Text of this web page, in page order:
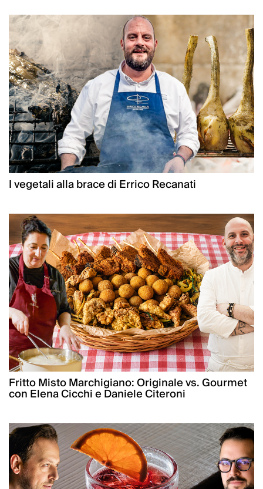
I vegetali alla brace di Errico Recanati
Fritto Misto Marchigiano: Originale vs. Gourmet
con Elena Cicchi e Daniele Citeroni